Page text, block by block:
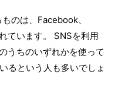
のは、Facebook、
ています。 SNSを利用
うちのいずれかを使って
るという人も多いでしょ